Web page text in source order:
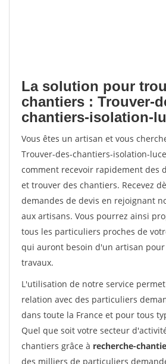
La solution pour
chantiers : Trouver-
chantiers-isolation-
Vous êtes un artisan et vous
Trouver-des-chantiers-isolation-
comment recevoir rapidement des
et trouver des chantiers. Recevez
demandes de devis en rejoignant
aux artisans. Vous pourrez ainsi
tous les particuliers proches de
qui auront besoin d'un artisan
travaux.
L'utilisation de notre service
relation avec des particuliers
dans toute la France et pour tous
Quel que soit votre secteur
chantiers grâce à recherche-
des milliers de particuliers